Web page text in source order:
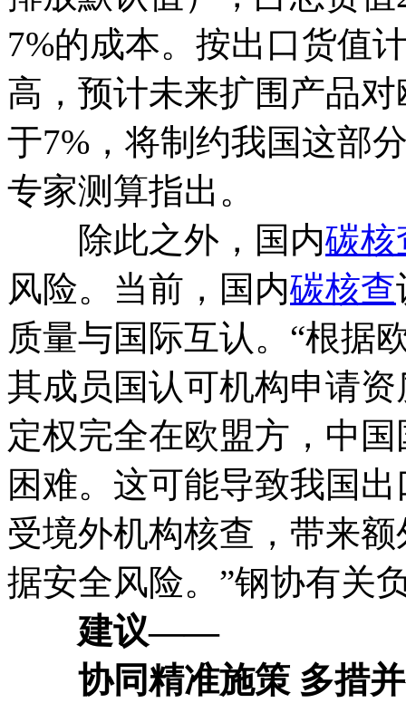
7%的成本。按出口货值
高，预计未来扩围产品
于7%，将制约我国这部
专家测算指出。
除此之外，国内碳核
风险。当前，国内碳核查
质量与国际互认。“根据
其成员国认可机构申请
定权完全在欧盟方，中
困难。这可能导致我国
受境外机构核查，带来
据安全风险。”钢协有关
建议——
协同精准施策 多措